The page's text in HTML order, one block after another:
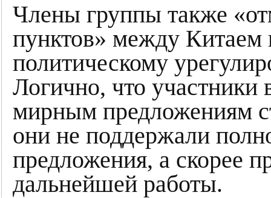
Члены группы также
пунктов» между Китаем
политическому
Логично, что участники
мирным предложениям
они не поддержали
предложения, а скорее
дальнейшей работы.